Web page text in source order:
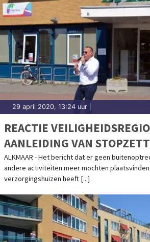
29 april 2020, 13:24 uur
REACTIE
AANLEIDING VAN
BUITENOPTREDENS BIJ
VERZORGINGSHUIZEN
ALKMAAR - Het bericht dat er geen
andere activiteiten meer mochten plaatsvinden
verzorgingshuizen heeft [...]